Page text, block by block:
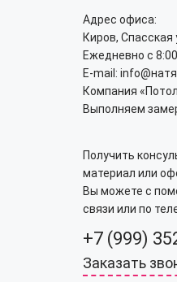
Адрес офиса:
Киров, Спасская
Ежедневно с
E-mail:
Компания
Выполняем
Получить
материал или
Вы можете с
связи или по
+7 (999)
Заказать